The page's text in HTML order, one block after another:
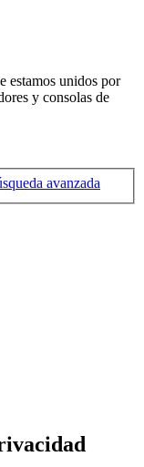
estamos unidos por
y consolas de
avanzada